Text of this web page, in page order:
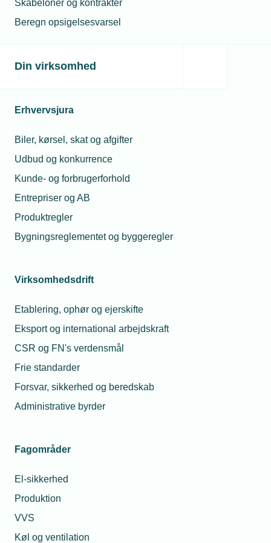
Skabeloner og kontrakter
Beregn opsigelsesvarsel
Din virksomhed
Erhvervsjura
Biler, kørsel, skat og afgifter
Udbud og konkurrence
Kunde- og forbrugerforhold
Entrepriser og AB
Produktregler
Bygningsreglementet og byggeregler
Virksomhedsdrift
Etablering, ophør og ejerskifte
Eksport og international arbejdskraft
CSR og FN's verdensmål
Frie standarder
Forsvar, sikkerhed og beredskab
Administrative byrder
Fagområder
El-sikkerhed
Produktion
VVS
Køl og ventilation
Kontakt
Telefon:
Tlf. 77 42 42 41
29. maj 2026
Værd at vide om den obligatoriske
whistleblowerordning